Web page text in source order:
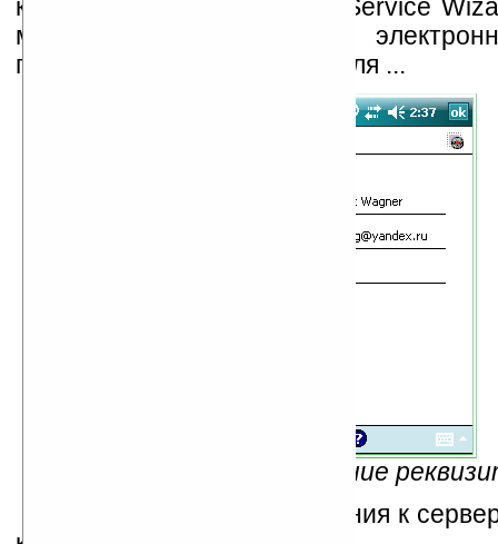
кнопку New — запустится Service
мы и должны заполнить
полным именем пользователя ...
Рис.8 — Заполнение
... данные для подключения к